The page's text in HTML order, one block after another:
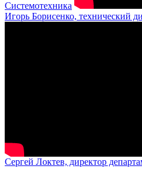
Системотехника
Игорь Борисенко, технический
Сергей Локтев, директор